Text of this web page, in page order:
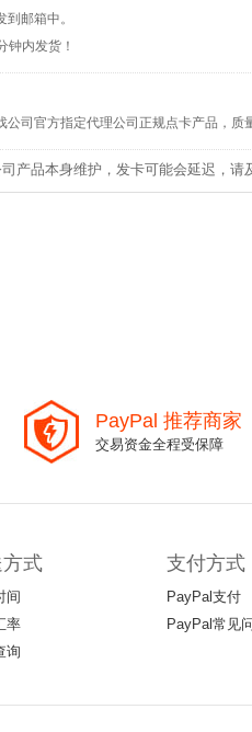
邮箱中。
钟内发货！
公司官方指定代理公司正规点卡产品，质
产品本身维护，发卡可能会延迟，请
PayPal 推荐商家
交易资金全程受保障
式
间
率
询
支付方式
PayPal支付
PayPal常见